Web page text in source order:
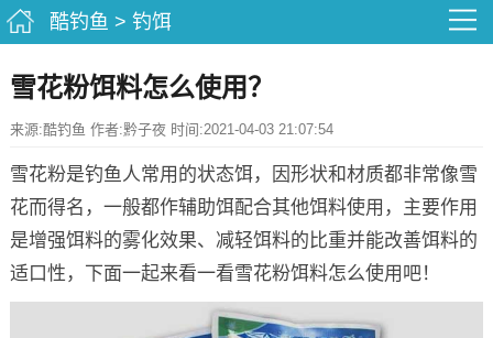
酷钓鱼 > 钓饵
雪花粉饵料怎么使用？
来源:酷钓鱼 作者:黔子夜 时间:2021-04-03 21:07:54
雪花粉是钓鱼人常用的状态饵，因形状和材质都非常像雪
花而得名，一般都作辅助饵配合其他饵料使用，主要作用
是增强饵料的雾化效果、减轻饵料的比重并能改善饵料的
适口性，下面一起来看一看雪花粉饵料怎么使用吧！